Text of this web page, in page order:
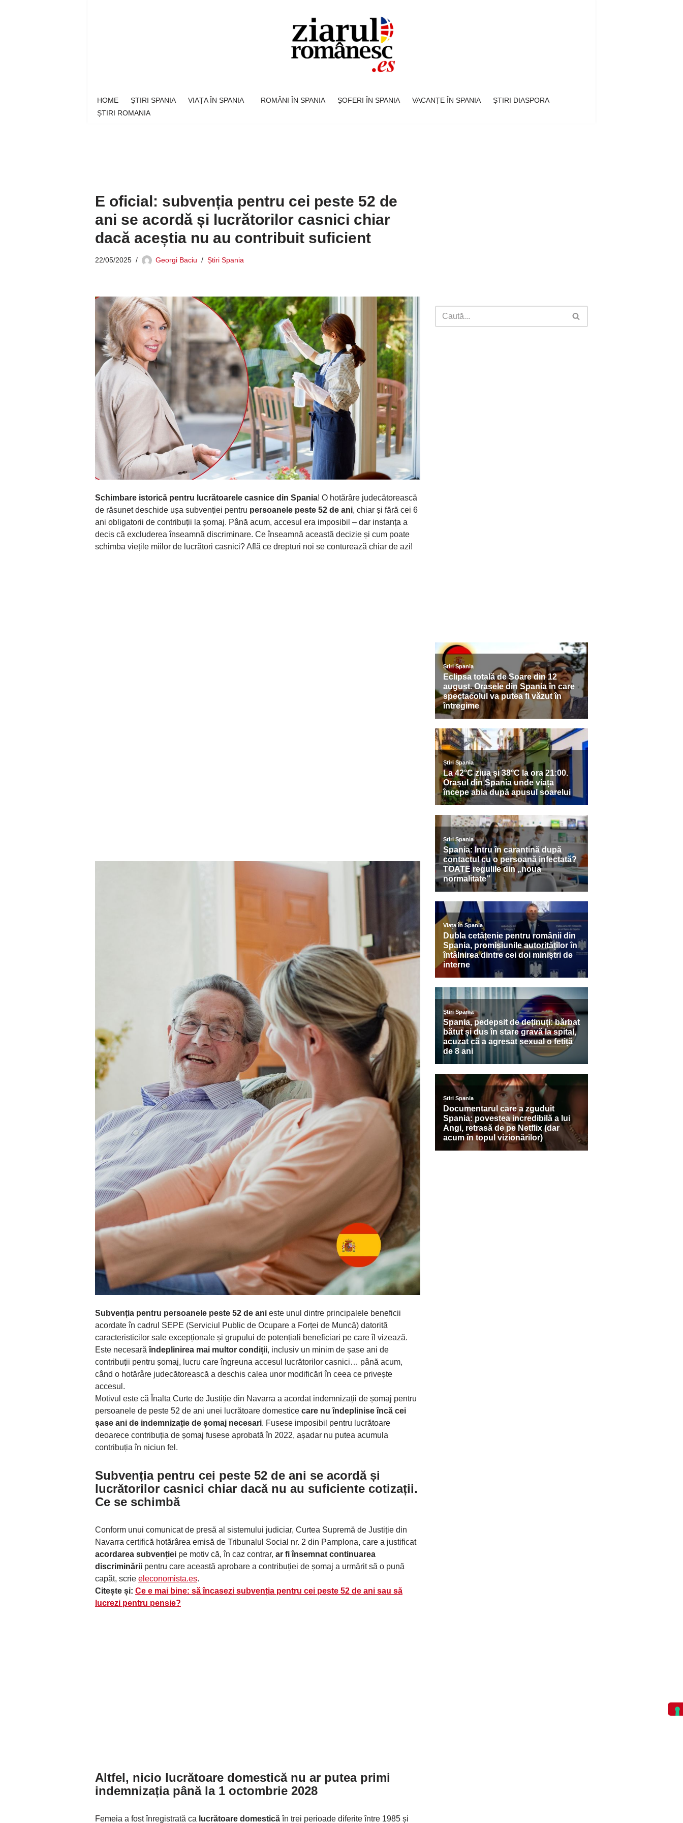
HOME ȘTIRI SPANIA VIAȚA ÎN SPANIA ROMÂNI ÎN SPANIA ȘOFERI ÎN SPANIA VACANȚE ÎN SPANIA
ȘTIRI DIASPORA
ȘTIRI ROMANIA
E oficial: subvenția pentru cei peste 52 de
ani se acordă și lucrătorilor casnici chiar
dacă aceștia nu au contribuit suficient
22/05/2025 Georgi Baciu Știri Spania
Schimbare istorică pentru lucrătoarele casnice din Spania! O hotărâre judecătorească
de răsunet deschide ușa subvenției pentru persoanele peste 52 de ani, chiar și fără cei 6
ani obligatorii de contribuții la șomaj. Până acum, accesul era imposibil – dar instanța a
decis că excluderea înseamnă discriminare. Ce înseamnă această decizie și cum poate
schimba viețile miilor de lucrători casnici? Află ce drepturi noi se conturează chiar de azi!
Subvenția pentru persoanele peste 52 de ani este unul dintre principalele beneficii
acordate în cadrul SEPE (Serviciul Public de Ocupare a Forței de Muncă) datorită
caracteristicilor sale excepționale și grupului de potențiali beneficiari pe care îl vizează.
Este necesarăîndeplinirea mai multor condiții, inclusiv un minim de șase ani de
contribuții pentru șomaj, lucru care îngreuna accesul lucrătorilor casnici… până acum,
când o hotărâre judecătorească a deschis calea unor modificări în ceea ce privește
accesul.
Motivul este că Înalta Curte de Justiție din Navarra a acordat indemnizații de șomaj pentru
persoanele de peste 52 de ani unei lucrătoare domestice care nu îndeplinise încă cei
șase ani de indemnizație de șomaj necesari. Fusese imposibil pentru lucrătoare
deoarece contribuția de șomaj fusese aprobată în 2022, așadar nu putea acumula
contribuția în niciun fel.
Subvenția pentru cei peste 52 de ani se acordă și
lucrătorilor casnici chiar dacă nu au suficiente cotizații.
Ce se schimbă
Conform unui comunicat de presă al sistemului judiciar, Curtea Supremă de Justiție din
Navarra certifică hotărârea emisă de Tribunalul Social nr. 2 din Pamplona, ​​care a justificat
acordarea subvenției pe motiv că, în caz contrar, ar fi însemnat continuarea
discriminării pentru care această aprobare a contribuției de șomaj a urmărit să o pună
capăt, scrie eleconomista.es.
Citește și: Ce e mai bine: să încasezi subvenția pentru cei peste 52 de ani sau să
lucrezi pentru pensie?
Altfel, nicio lucrătoare domestică nu ar putea primi
indemnizația până la 1 octombrie 2028
Femeia a fost înregistrată ca lucrătoare domesticăîn trei perioade diferite între 1985 și